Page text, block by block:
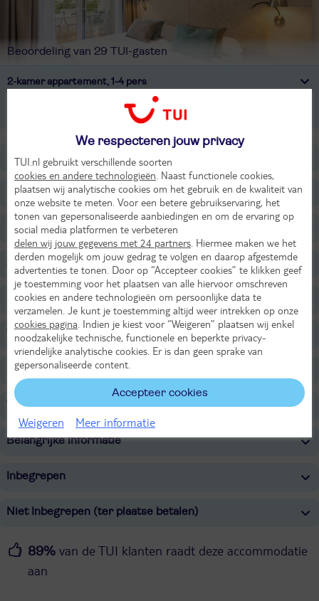
Beoordeling van 29 TUI-gasten
2-kamer appartement, 1-4 pers
3-kamer appartement, 1-6 pers
Ligging
Faciliteiten
Restaurants/Bars
Zwembaden
Sport & Activiteiten
Voor de kinderen
Overige informatie
Verzorging
Belangrijke informatie
Inbegrepen
Niet Inbegrepen (ter plaatse betalen)
89%van de TUI klanten raadt deze accommodatie
aan
We respecteren jouw privacy
TUI.nl gebruikt verschillende soorten
cookies en andere technologieën . Naast functionele cookies,
plaatsen wij analytische cookies om het gebruik en de kwaliteit van
onze website te meten. Voor een betere gebruikservaring, het
tonen van gepersonaliseerde aanbiedingen en om de ervaring op
social media platformen te verbeteren
delen wij jouw gegevens met 24 partners . Hiermee maken we het
derden mogelijk om jouw gedrag te volgen en daarop afgestemde
advertenties te tonen. Door op “Accepteer cookies” te klikken geef
je toestemming voor het plaatsen van alle hiervoor omschreven
cookies en andere technologieën om persoonlijke data te
verzamelen. Je kunt je toestemming altijd weer intrekken op onze
cookies pagina . Indien je kiest voor “Weigeren” plaatsen wij enkel
noodzakelijke technische, functionele en beperkte privacy-
vriendelijke analytische cookies. Er is dan geen sprake van
gepersonaliseerde content.
Accepteer cookies
Weigeren Meer informatie